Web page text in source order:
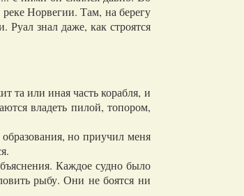
Норвегии. Там, на берегу
знал даже, как строятся
та или иная часть корабля, и
владеть пилой, топором,
но приучил меня
Каждое судно было
рыбу. Они не боятся ни